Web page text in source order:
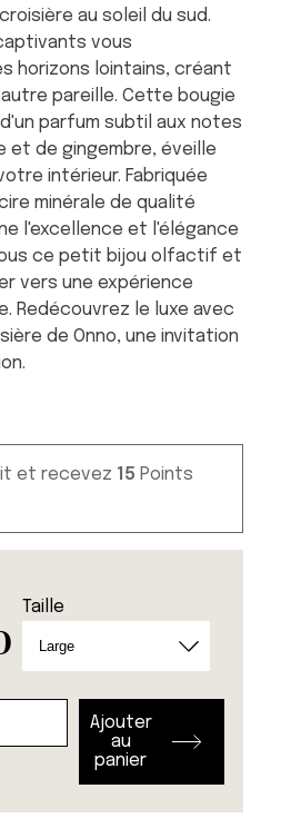
au soleil du sud.
vous
horizons lointains, créant
pareille. Cette bougie
parfum subtil aux notes
et de gingembre, éveille
intérieur. Fabriquée
minérale de qualité
l'excellence et l'élégance
ce petit bijou olfactif et
vers une expérience
Redécouvrez le luxe avec
de Onno, une invitation
et recevez 15 Points
Taille
Ajouter
au
panier